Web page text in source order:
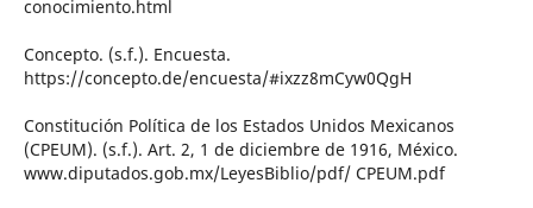
conocimiento.html
Concepto. (s.f.). Encuesta.
https://concepto.de/encuesta/#ixzz8mCyw0QgH
Constitución Política de los Estados Unidos Mexicanos
(CPEUM). (s.f.). Art. 2, 1 de diciembre de 1916, México.
www.diputados.gob.mx/LeyesBiblio/pdf/ CPEUM.pdf